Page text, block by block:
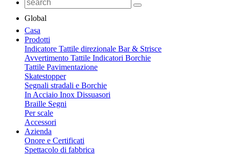
Global
Casa
Prodotti
Indicatore Tattile direzionale Bar & Strisce
Avvertimento Tattile Indicatori Borchie
Tattile Pavimentazione
Skatestopper
Segnali stradali e Borchie
In Acciaio Inox Dissuasori
Braille Segni
Per scale
Accessori
Azienda
Onore e Certificati
Spettacolo di fabbrica